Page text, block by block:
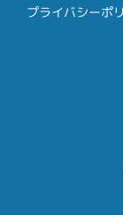
プライバシーポ